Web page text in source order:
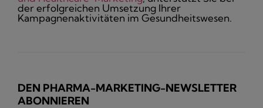
der erfolgreichen Umsetzung Ihrer
Kampagnenaktivitäten im Gesundheitswesen.
DEN PHARMA-MARKETING-NEWSLETTER
ABONNIEREN